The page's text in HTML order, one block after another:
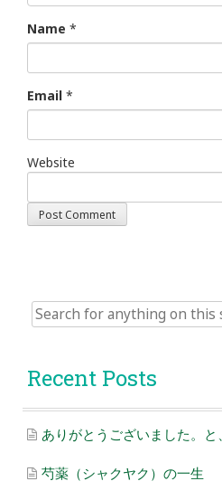
Name *
Email *
Website
Search
for:
Recent Posts
ありがとうございました。と
芍薬（シャクヤク）の一生